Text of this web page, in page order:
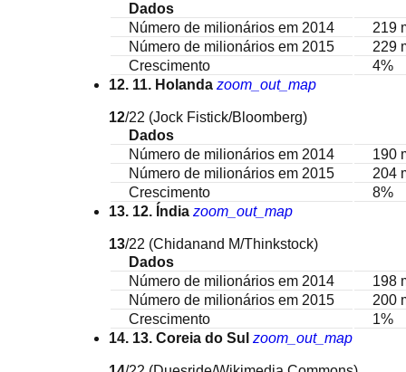
Dados
Número de milionários em 2014
219
Número de milionários em 2015
229
Crescimento
4%
12. 11. Holanda zoom_out_map
12/22 (Jock Fistick/Bloomberg)
Dados
Número de milionários em 2014
190
Número de milionários em 2015
204
Crescimento
8%
13. 12. Índia zoom_out_map
13/22 (Chidanand M/Thinkstock)
Dados
Número de milionários em 2014
198
Número de milionários em 2015
200
Crescimento
1%
14. 13. Coreia do Sul zoom_out_map